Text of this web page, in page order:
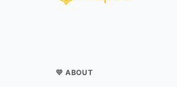
💛 ABOUT